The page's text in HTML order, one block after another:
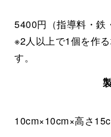
5400円（指導料・鉄
※2人以上で1個を作
す。
10cm×10cm×高さ